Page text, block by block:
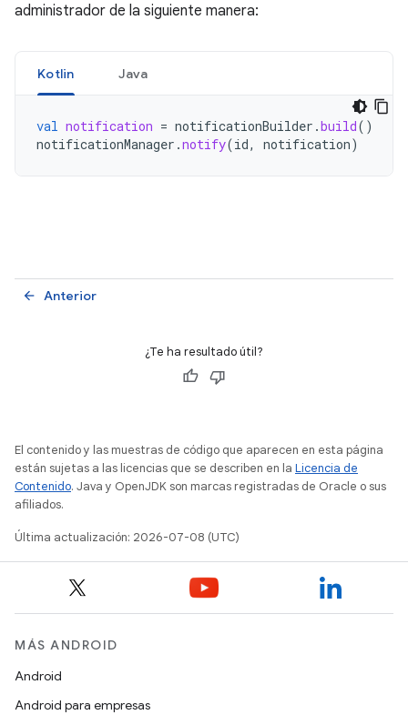
administrador de la siguiente manera:
Kotlin Java
val notification = notificationBuilder .build()
notificationManager .notify(id, notification)
Anterior
arrow_back
¿Te ha resultado útil?
El contenido y las muestras de código que aparecen en esta página
están sujetas a las licencias que se describen en la Licencia de
Contenido. Java y OpenJDK son marcas registradas de Oracle o sus
afiliados.
Última actualización: 2026-07-08 (UTC)
MÁS ANDROID
Android
Android para empresas